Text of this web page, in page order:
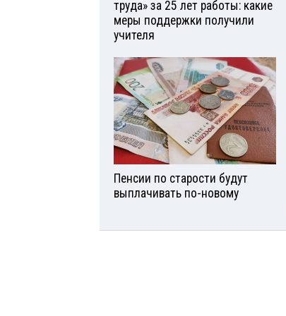
труда» за 25 лет работы: какие
меры поддержки получили
учителя
Пенсии по старости будут
выплачивать по-новому